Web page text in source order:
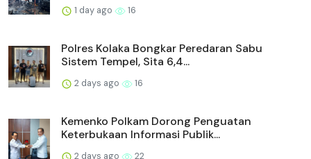
1 day ago 16
Polres Kolaka Bongkar Peredaran Sabu
Sistem Tempel, Sita 6,4...
2 days ago 16
Kemenko Polkam Dorong Penguatan
Keterbukaan Informasi Publik...
2 days ago 22